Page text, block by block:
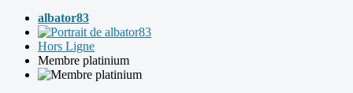
albator83
Hors Ligne
Membre platinium